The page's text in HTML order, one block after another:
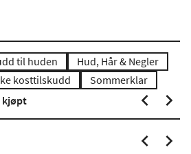
til huden
Hud, Hår & Negler
kosttilskudd
Sommerklar
kjøpt